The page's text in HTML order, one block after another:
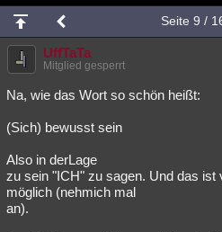
meine Rubriken
Menschen
Spiritualität Verschwörungen
Natur Umfragen
weitere Rubriken
Philosophie Träume Orte
Astronomie
Seite 9 /
UffTaTa
Mitglied gesperrt
Na, wie das Wort so schön heißt:
(Sich) bewusst sein
Also in derLage
zu sein "ICH" zu sagen. Und das ist
möglich (nehmich mal
an).